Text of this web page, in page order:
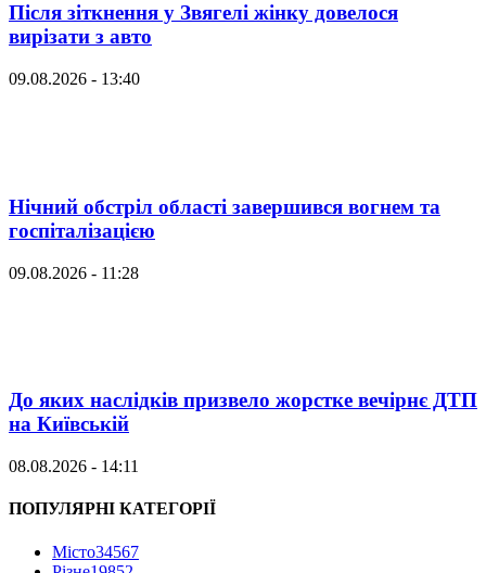
Після зіткнення у Звягелі жінку довелося
вирізати з авто
09.08.2026 - 13:40
Нічний обстріл області завершився вогнем та
госпіталізацією
09.08.2026 - 11:28
До яких наслідків призвело жорстке вечірнє ДТП
на Київській
08.08.2026 - 14:11
ПОПУЛЯРНІ КАТЕГОРІЇ
Місто34567